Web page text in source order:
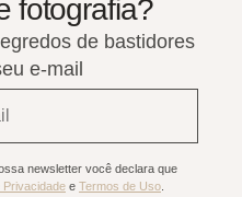
fotografia?
de bastidores
e-mail
newsletter você declara que
Privacidade e Termos de Uso